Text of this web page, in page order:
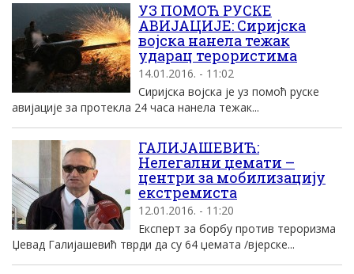
УЗ ПОМОЋ РУСКЕ
АВИЈАЦИЈЕ: Сиријска
војска нанела тежак
ударац терористима
14.01.2016. - 11:02
Сиријска војска је уз помоћ руске
авијације за протекла 24 часа нанела тежак...
ГАЛИЈАШЕВИЋ:
Нелегални џемати –
центри за мобилизацију
екстремиста
12.01.2016. - 11:20
Експерт за борбу против тероризма
Џевад Галијашевић тврди да су 64 џемата /вјерске...